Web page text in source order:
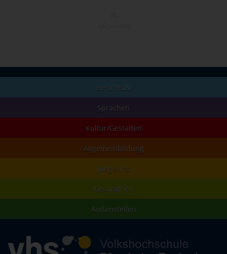
Beruf/EDV
Sprachen
Kultur/Gestalten
Allgemeinbildung
junge vhs
Gesundheit
Außenstellen